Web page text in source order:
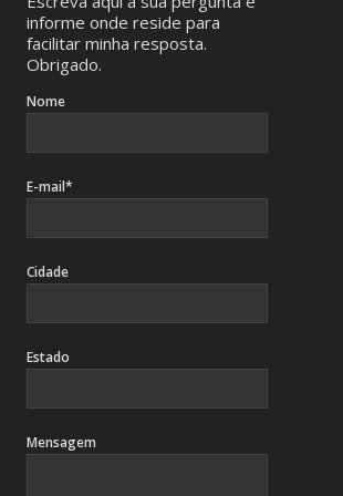
informe onde reside para
facilitar minha resposta.
Obrigado.
Nome
E-mail*
Cidade
Estado
Mensagem